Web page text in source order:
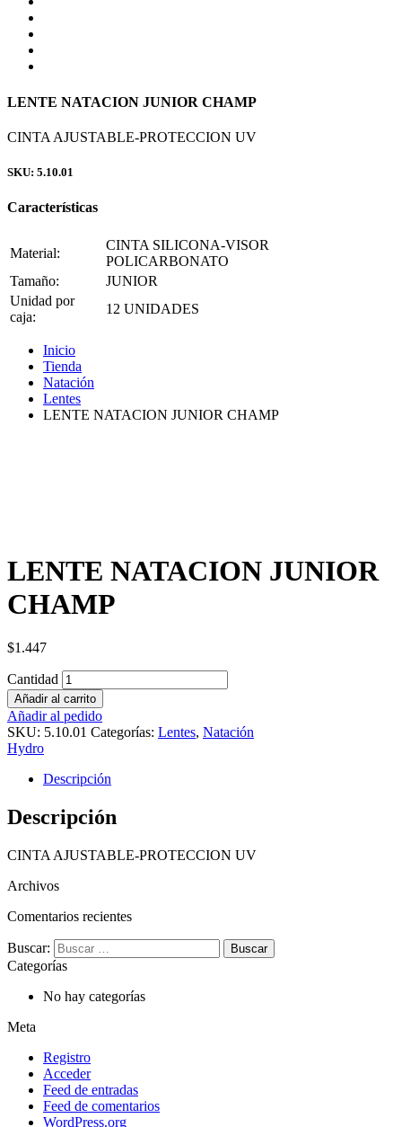
LENTE NATACION JUNIOR CHAMP
CINTA AJUSTABLE-PROTECCION UV
SKU: 5.10.01
Características
Material:
CINTA SILICONA-VISOR
POLICARBONATO
Tamaño:
JUNIOR
Unidad por
caja:
12 UNIDADES
Inicio
Tienda
Natación
Lentes
LENTE NATACION JUNIOR CHAMP
LENTE NATACION JUNIOR
CHAMP
$1.447
Cantidad
Añadir al carrito
Añadir al pedido
SKU: 5.10.01 Categorías: Lentes, Natación
Hydro
Descripción
Descripción
CINTA AJUSTABLE-PROTECCION UV
Archivos
Comentarios recientes
Buscar:
Categorías
No hay categorías
Meta
Registro
Acceder
Feed de entradas
Feed de comentarios
WordPress.org